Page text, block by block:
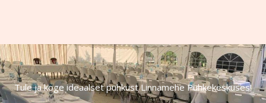
Tule ja koge ideaalset puhkust Linnamehe Puhkekeskuses!